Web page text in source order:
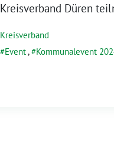
Kreisverband Düren
Kreisverband
Event, Kommunalevent